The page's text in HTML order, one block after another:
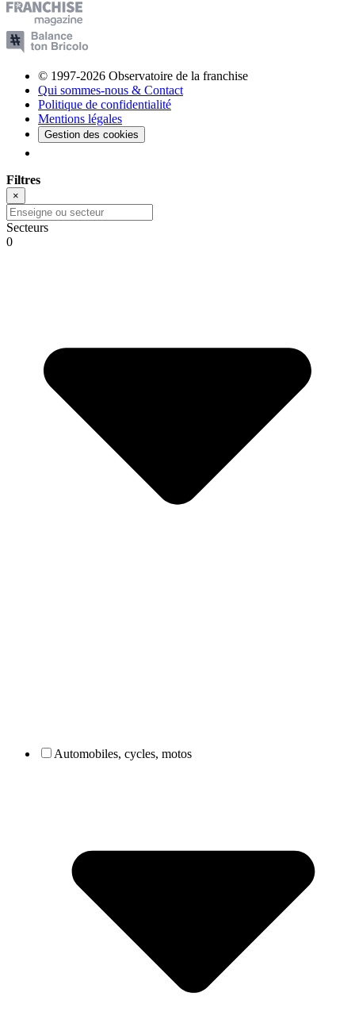
© 1997-2026 Observatoire de la franchise
Qui sommes-nous & Contact
Politique de confidentialité
Mentions légales
Gestion des cookies
Filtres
×
Secteurs
0
Automobiles, cycles, motos